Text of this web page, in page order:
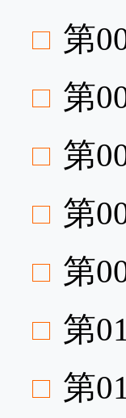
第
第
第
第
第
第
第